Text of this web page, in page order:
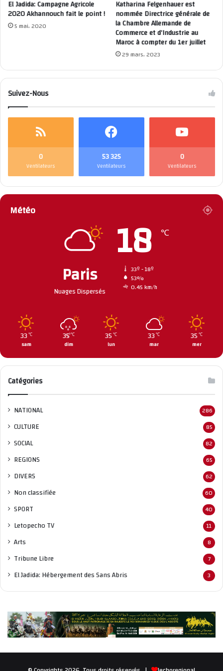
Populaire du Maroc d’intervenir immédiatement pour mettre
fin à cette tension et corriger la situation dans l’intérêt
supérieur de notre institution et de ses employés.
Syndicat National du Crédit Populaire du Maroc
El Jadida: Campagne Agricole
2020 Akhannouch fait le point !
5 mai، 2020
Katharina Felgenhauer est
nommée Directrice générale de
la Chambre Allemande de
Commerce et d’Industrie au
Maroc à compter du 1er juillet
29 mars، 2023
Suivez-Nous
0
Ventilateurs
53 325
Ventilateurs
0
Ventilateurs
Météo
Paris
Nuages Dispersés
18 ℃
33º - 18º
53%
0.45 km/h
33℃
sam
35℃
dim
35 ℃
lun
33℃
mar
35 ℃
mer
Catégories
NATIONAL 286
CULTURE 85
SOCIAL 82
REGIONS 65
DIVERS 62
Non classifiée 60
SPORT 40
Letopecho TV 11
Arts 8
Tribune Libre 7
El Jadida: Hébergement des Sans Abris 3